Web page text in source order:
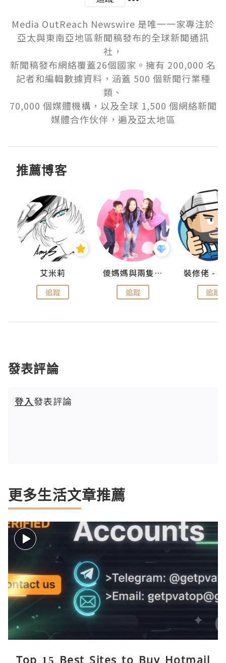
Media OutReach Newswire 是唯一一家專注於
亞太與東南亞地區新聞稿發布的全球新聞通訊
社，
新聞稿發布網絡覆蓋26個國家。擁有 200,000 名
記者和編輯數據資料，涵蓋 500 個新聞行業種
類、
70,000 個媒體機構，以及全球 1,500 個網絡新聞
媒體合作伙伴，遍及亞太地區
推薦博客
艾米莉
追蹤
儍媽媽與兩隻小魔怪之家
追蹤 追蹤
發表評論
登入發表評論
更多生活文章推薦
Top 15 Best Sites to Buy Hotmail